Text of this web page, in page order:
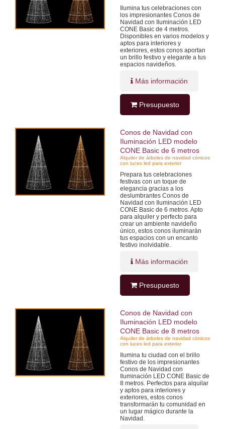
Ilumina tus celebraciones con
los impresionantes Conos de
Navidad con Iluminación LED
CONE Basic de 4 metros.
Disponibles en varios modelos y
aptos para interiores y
exteriores, estos conos aportan
un brillo festivo y elegante a tus
espacios navideños.
Más información
Presupuesto
Conos de Navidad con
Iluminación LED modelo
CONE Basic de 6 metros
Alquiler de árboles de navidad cónicos
con luces led para exterior
Prepara tus celebraciones
festivas con un toque de
elegancia gracias a los
deslumbrantes Conos de
Navidad con Iluminación LED
CONE Basic de 6 metros. Apto
para alquiler y perfecto para
crear un ambiente navideño
único, estos conos iluminarán
tus espacios con un encanto
festivo inolvidable.
Más información
Presupuesto
Conos de Navidad con
Iluminación LED modelo
CONE Basic de 8 metros
Alquiler de árboles de navidad cónicos
con luces led para exterior
Ilumina tu ciudad con el brillo
festivo de los impresionantes
Conos de Navidad con
Iluminación LED CONE Basic de
8 metros. Perfectos para alquilar
y aptos para interiores y
exteriores, estos conos
transformarán tu comunidad en
un lugar mágico durante la
Navidad.